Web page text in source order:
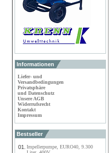
Informationen
Liefer- und
Versandbedingungen
Privatsphäre
und Datenschutz
Unsere AGB
Widerrufsrecht
Kontakt
Impressum
Bestseller
01.
Impellerpumpe, EURO40, 9.300